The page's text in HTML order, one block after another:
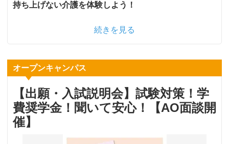
持ち上げない介護を体験しよう！
続きを見る
オープンキャンパス
【出願・入試説明会】試験対策！学
費奨学金！聞いて安心！【AO面談開
催】